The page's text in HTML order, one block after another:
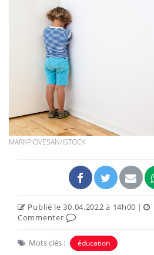
MARKPIOVESAN/ISTOCK
Publié le 30.04.2022 à 14h00 |
Commenter
Mots clés : éducation